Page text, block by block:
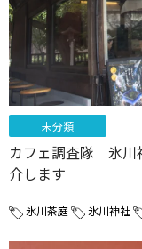
未分類
カフェ調査隊 氷川
介します
氷川茶庭 氷川神社